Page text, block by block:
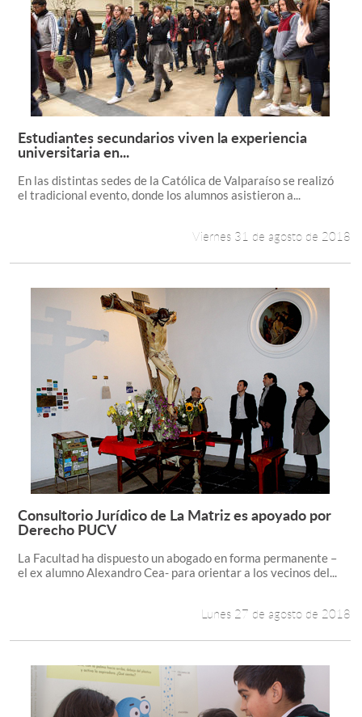
Leer más +
Estudiantes secundarios viven la experiencia
universitaria en...
En las distintas sedes de la Católica de Valparaíso se realizó
el tradicional evento, donde los alumnos asistieron a...
Viernes 31 de agosto de 2018
Leer más +
Consultorio Jurídico de La Matriz es apoyado por
Derecho PUCV
La Facultad ha dispuesto un abogado en forma permanente –
el ex alumno Alexandro Cea- para orientar a los vecinos del...
Lunes 27 de agosto de 2018